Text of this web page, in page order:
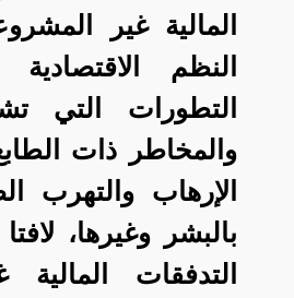
المالية غير
النظم
التطورات التي
والمخاطر ذات
الإرهاب والتهرب
بالبشر وغيرها،
التدفقات